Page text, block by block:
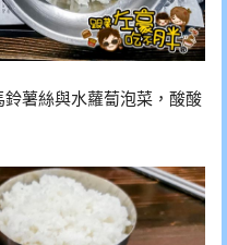
薯絲與水蘿蔔泡菜，酸酸